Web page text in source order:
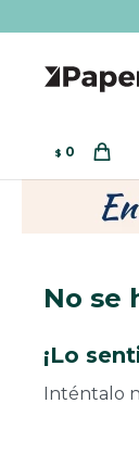
$ 0
No se
¡Lo
Inténtalo